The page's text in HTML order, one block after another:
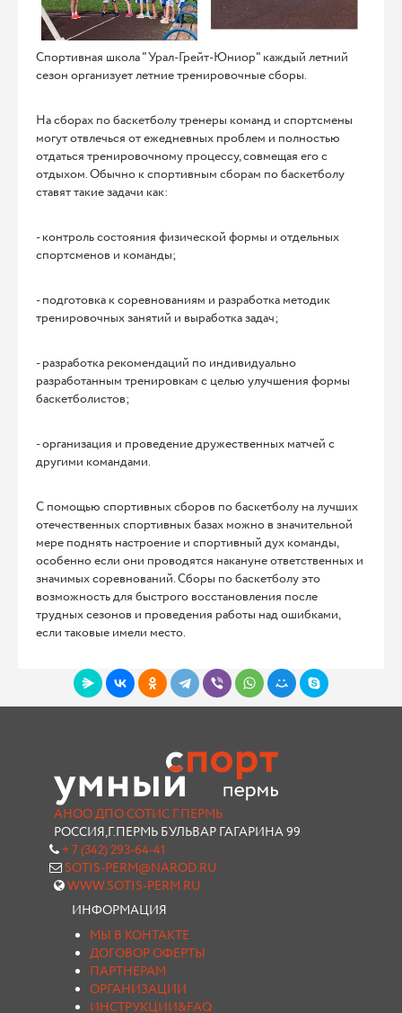
Спортивная школа "Урал-Грейт-Юниор" каждый летний
сезон организует летние тренировочные сборы.
На сборах по баскетболу тренеры команд и спортсмены
могут отвлечься от ежедневных проблем и полностью
отдаться тренировочному процессу, совмещая его с
отдыхом. Обычно к спортивным сборам по баскетболу
ставят такие задачи как:
- контроль состояния физической формы и отдельных
спортсменов и команды;
- подготовка к соревнованиям и разработка методик
тренировочных занятий и выработка задач;
- разработка рекомендаций по индивидуально
разработанным тренировкам с целью улучшения формы
баскетболистов;
- организация и проведение дружественных матчей с
другими командами.
С помощью спортивных сборов по баскетболу на лучших
отечественных спортивных базах можно в значительной
мере поднять настроение и спортивный дух команды,
особенно если они проводятся накануне ответственных и
значимых соревнований. Сборы по баскетболу это
возможность для быстрого восстановления после
трудных сезонов и проведения работы над ошибками,
если таковые имели место.
АНОО ДПО СОТИС Г.ПЕРМЬ
РОССИЯ,Г.ПЕРМЬ БУЛЬВАР ГАГАРИНА 99
+ 7 (342) 293-64-41
SOTIS-PERM@NAROD.RU
WWW.SOTIS-PERM.RU
ИНФОРМАЦИЯ
МЫ В КОНТАКТЕ
ДОГОВОР ОФЕРТЫ
ПАРТНЕРАМ
ОРГАНИЗАЦИИ
ИНСТРУКЦИИ&FAQ